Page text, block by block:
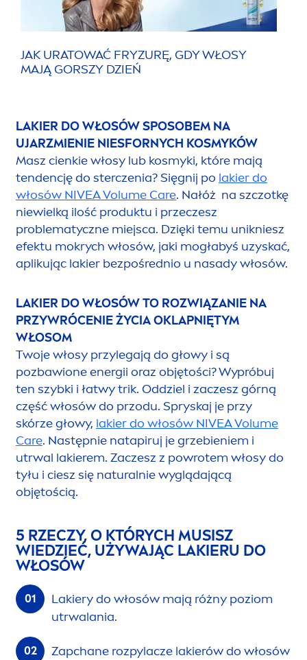
JAK URATOWAĆ FRYZURĘ, GDY WŁOSY
MAJĄ GORSZY DZIEŃ
LAKIER DO WŁOSÓW SPOSOBEM NA
UJARZMIENIE NIESFORNYCH KOSMYKÓW
Masz cienkie włosy lub kosmyki, które mają
tendencję do sterczenia? Sięgnij po lakier do
włosów NIVEAVolume Care. Nałóż na szczotkę
niewielką ilość produktu i przeczesz
problematyczne miejsca. Dzięki temu unikniesz
efektu mokrych włosów, jaki mogłabyś uzyskać,
aplikując lakier bezpośrednio u nasady włosów.
LAKIER DO WŁOSÓW TO ROZWIĄZANIE NA
PRZYWRÓCENIE ŻYCIA OKLAPNIĘTYM
WŁOSOM
Twoje włosy przylegają do głowy i są
pozbawione energii oraz objętości? Wypróbuj
ten szybki i łatwy trik. Oddziel i zaczesz górną
część włosów do przodu. Spryskaj je przy
skórze głowy, lakier do włosów NIVEAVolume
Care. Następnie natapiruj je grzebieniem i
utrwal lakierem. Zaczesz z powrotem włosy do
tyłu i ciesz się naturalnie wyglądającą
objętością.
5 RZECZY, O KTÓRYCH MUSISZ
WIEDZIEĆ, UŻYWAJĄC LAKIERU DO
WŁOSÓW
Lakiery do włosów mają różny poziom
utrwalania.
Zapchane rozpylacze lakierów do włosów